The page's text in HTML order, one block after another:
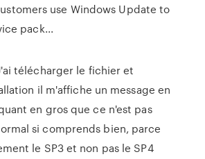
use Windows Update to
pack...
télécharger le fichier et
il m'affiche un message en
en gros que ce n'est pas
si comprends bien, parce
le SP3 et non pas le SP4